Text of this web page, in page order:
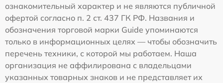
ознакомительный характер и не являются публичной
офертой согласно п. 2 ст. 437 ГК РФ. Названия и
обозначения торговой марки Guide упоминаются
только в информационных целях — чтобы обозначить
перечень техники, с которой мы работаем. Наша
организация не аффилирована с владельцами
указанных товарных знаков и не представляет их